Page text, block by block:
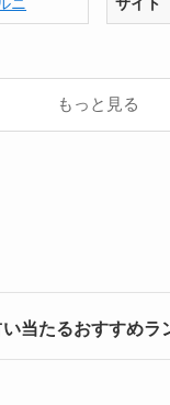
ニ サイト
もっと見る
い当たるおすすめラ